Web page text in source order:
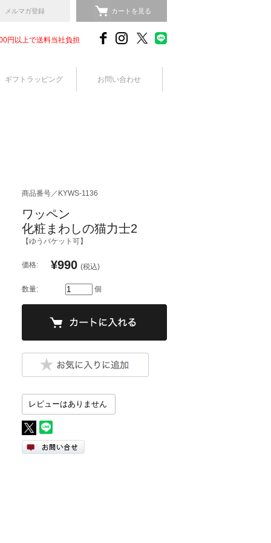
メルマガ登録 カートを見る
円以上で送料当社負担
ギフトラッピング お問い合わせ
商品番号／KYWS-1136
ワッペン
化粧まわしの猫力士2
【ゆうパケット可】
価格: ¥990 (税込)
数量: 個
レビューはありません